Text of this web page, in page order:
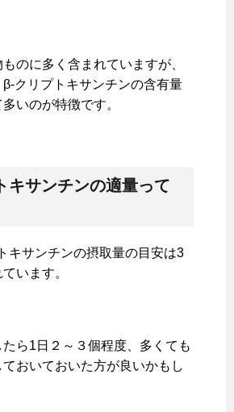
のに多く含まれていますが、
クリプトキサンチンの含有量
いのが特徴です。
キサンチンの適量って
キサンチンの摂取量の目安は3
います。
ら1日２～３個程度、多くても
ておいておいた方が良いかもし